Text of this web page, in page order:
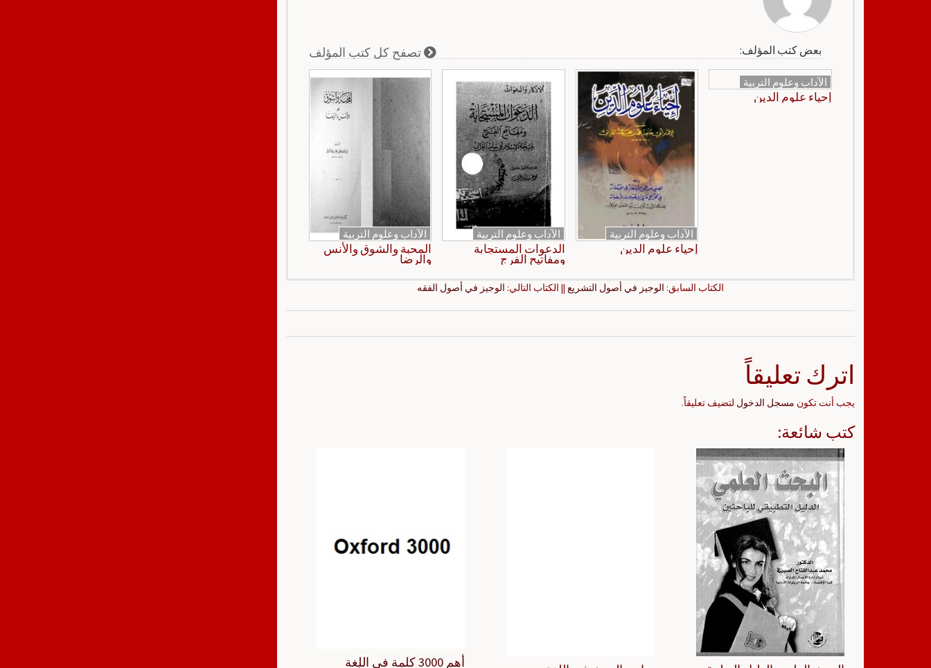
بعض كتب المؤلف: تصفح كل كتب المؤلف
الآداب وعلوم التربية
إحياء علوم الدين
الآداب وعلوم التربية
إحياء علوم الدين
الآداب وعلوم التربية
الدعوات المستجابة
ومفاتيح الفرج
الآداب وعلوم التربية
المحبة والشوق والأنس
والرضا
الكتاب السابق: الوجيز في أصول التشريع || الكتاب التالي: الوجيز في أصول الفقه
اترك تعليقاً
يجب أنت تكون مسجل الدخول لتضيف تعليقاً.
كتب شائعة:
أهم 3000 كلمة في اللغة